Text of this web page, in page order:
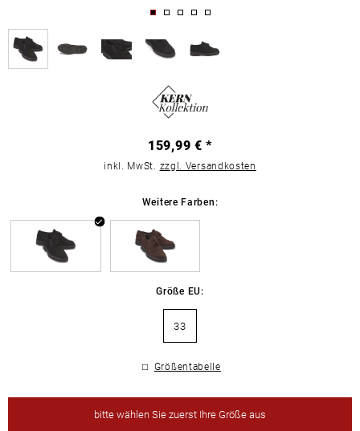
159,99 € *
inkl. MwSt. zzgl. Versandkosten
Weitere Farben:
Größe EU:
33
Größentabelle
bittewählen Sie zuerst Ihre Größe aus